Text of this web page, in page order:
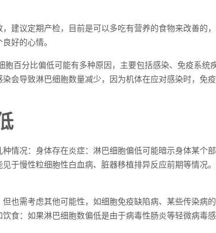
建议定期产检，目前是可以多吃有营养的食物来改善的
好的心情。
胞百分比偏低可能有多种原因，主要包括感染、免疫系
会导致淋巴细胞数量减少，因为机体在应对感染时，免
情况：身体存在炎症：淋巴细胞偏低可能暗示身体某个
于慢性粒细胞性白血病、脏器移植排异反应前期等情况
也需考虑其他可能性，如细胞免疫缺陷病、某些传染病
食：如果淋巴细胞数偏低是由于病毒性肠炎等轻微病毒